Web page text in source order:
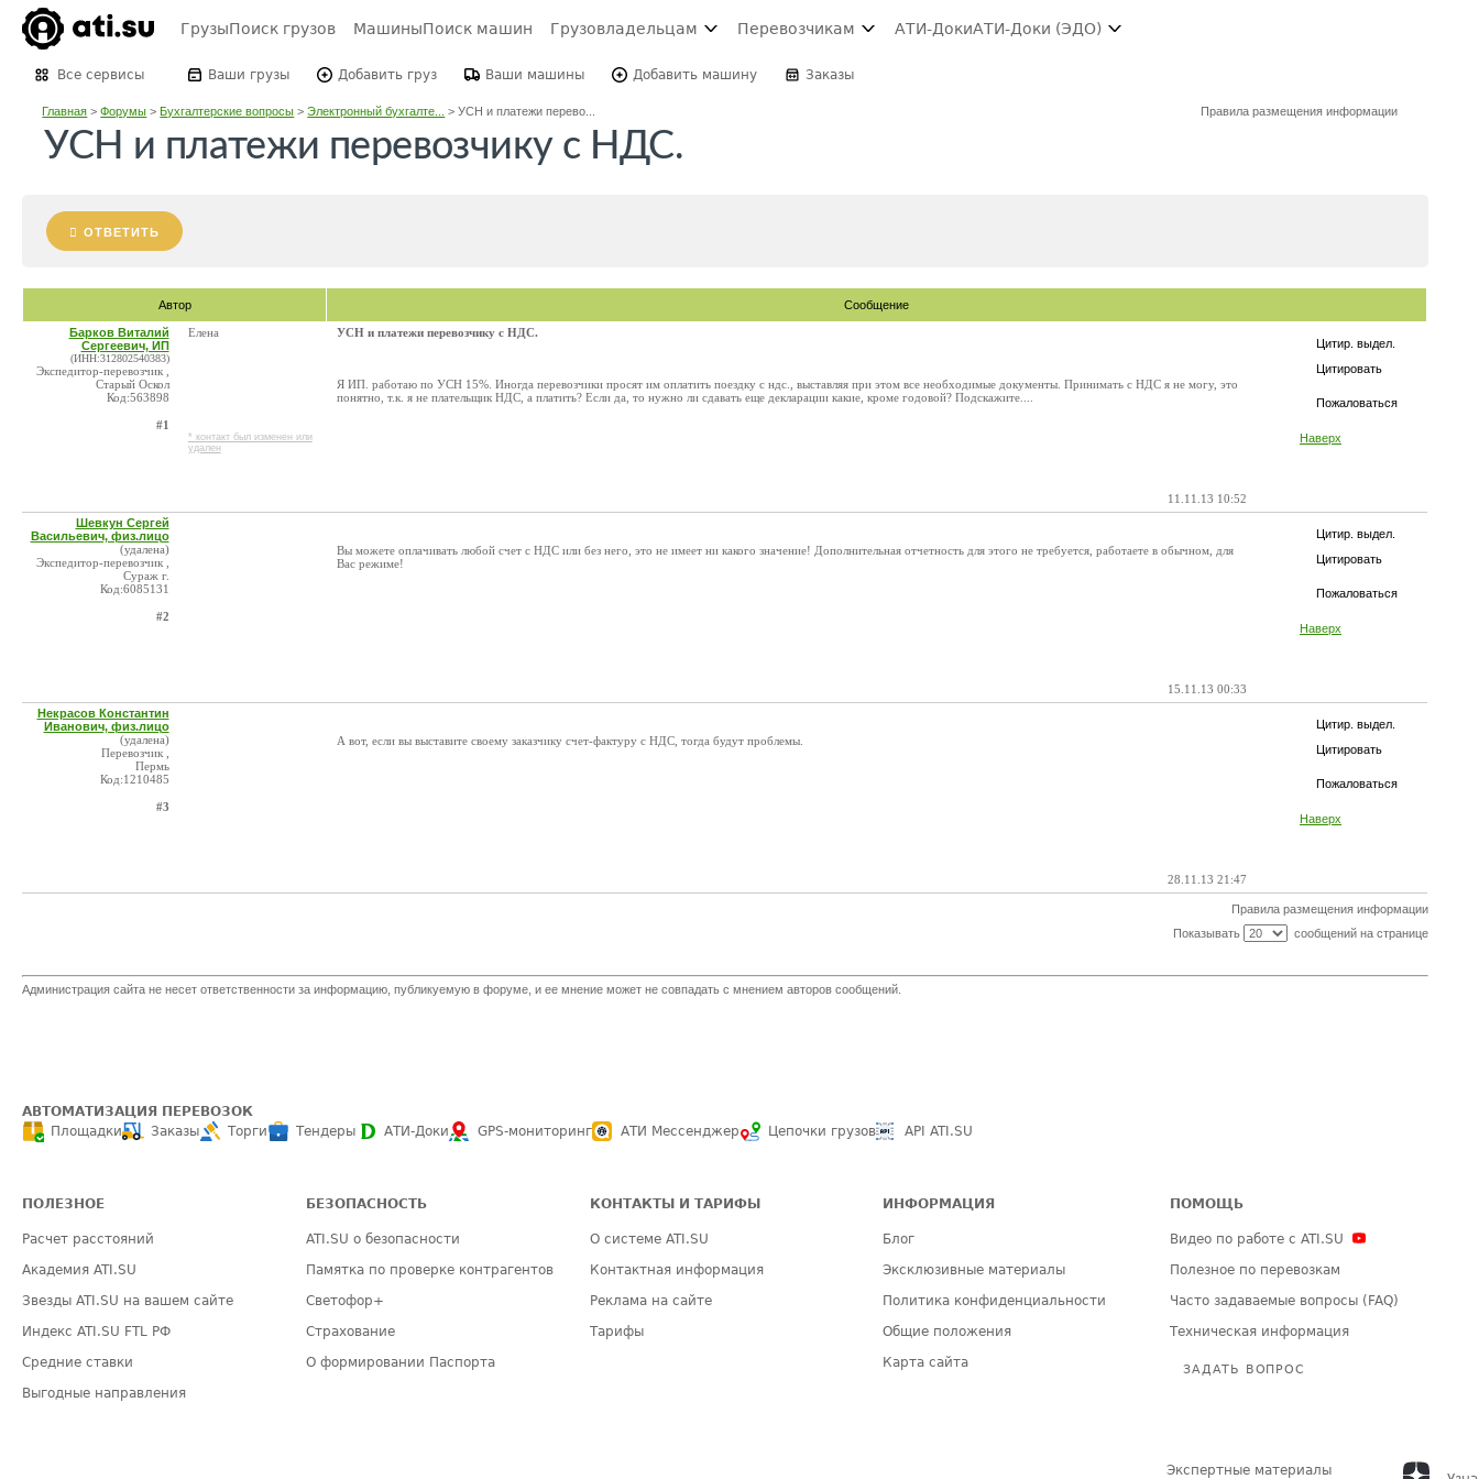
ГрузыПоиск грузов МашиныПоиск машин Грузовладельцам Перевозчикам АТИ-ДокиАТИ-Доки (ЭДО)
Все сервисы Ваши грузы Добавить груз Ваши машины Добавить машину Заказы
Главная >Форумы >Бухгалтерские вопросы >Электронный бухгалте... >УСН и платежи перево... Правила размещения информации
УСН и платежи перевозчику с НДС.
ОТВЕТИТЬ
Автор Сообщение
Цитир. выдел.
Цитировать
Пожаловаться
Наверх
Барков Виталий
Сергеевич, ИП
(ИНН:312802540383)
Экспедитор-перевозчик ,
Старый Оскол
Код:563898
#1
Елена
* контакт был изменен или
удален
УСН и платежи перевозчику с НДС.
Я ИП. работаю по УСН 15%. Иногда перевозчики просят им оплатить поездку с ндс., выставляя при этом все необходимые документы. Принимать с НДС я не могу, это
понятно, т.к. я не плательщик НДС, а платить? Если да, то нужно ли сдавать еще декларации какие, кроме годовой? Подскажите....
11.11.13 10:52
Цитир. выдел.
Цитировать
Пожаловаться
Наверх
Шевкун Сергей
Васильевич, физ.лицо
(удалена)
Экспедитор-перевозчик ,
Сураж г.
Код:6085131
#2
Вы можете оплачивать любой счет с НДС или без него, это не имеет ни какого значение! Дополнительная отчетность для этого не требуется, работаете в обычном, для
Вас режиме!
15.11.13 00:33
Цитир. выдел.
Цитировать
Пожаловаться
Наверх
Некрасов Константин
Иванович, физ.лицо
(удалена)
Перевозчик ,
Пермь
Код:1210485
#3
А вот, если вы выставите своему заказчику счет-фактуру с НДС, тогда будут проблемы.
28.11.13 21:47
Правила размещения информации
Показывать
сообщений на странице
Администрация сайта не несет ответственности за информацию, публикуемую в форуме, и ее мнение может не совпадать с мнением авторов сообщений.
АВТОМАТИЗАЦИЯ ПЕРЕВОЗОК
Площадки
Заказы Торги Тендеры АТИ-Доки GPS-мониторинг АТИ Мессенджер Цепочки грузов API ATI.SU
ПОЛЕЗНОЕ
Расчет расстояний
Академия ATI.SU
Звезды ATI.SU на вашем сайте
Индекс ATI.SU FTL РФ
Средние ставки
Выгодные направления
БЕЗОПАСНОСТЬ
ATI.SU о безопасности
Памятка по проверке контрагентов
Светофор+
Страхование
О формировании Паспорта
КОНТАКТЫ И ТАРИФЫ
О системе ATI.SU
Контактная информация
Реклама на сайте
Тарифы
ИНФОРМАЦИЯ
Блог
Эксклюзивные материалы
Политика конфиденциальности
Общие положения
Карта сайта
ПОМОЩЬ
Видео по работе с ATI.SU
Полезное по перевозкам
Часто задаваемые вопросы (FAQ)
Техническая информация
ЗАДАТЬ ВОПРОС
Экспертные материалы